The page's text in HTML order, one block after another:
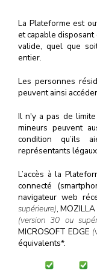
La Plateforme est
et capable disposant
valide, quel que
entier.
Les personnes
peuvent ainsi
Il n'y a pas de
mineurs peuvent
condition qu’ils
représentants
L’accès à la
connecté
navigateur web
supérieure), MOZILLA
(version 30 ou
MICROSOFT EDGE
équivalents*.